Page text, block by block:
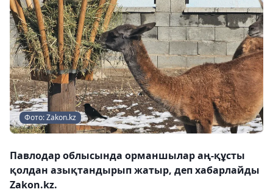
Фото: Zakon.kz
Павлодар облысында орманшылар аң-құсты
қолдан азықтандырып жатыр, деп хабарлайды
Zakon.kz.